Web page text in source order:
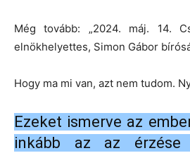
Még tovább: „2024. máj. 14.
elnökhelyettes, Simon Gábor
Hogy ma mi van, azt nem tudom.
Ezeket ismerve az
inkább az az